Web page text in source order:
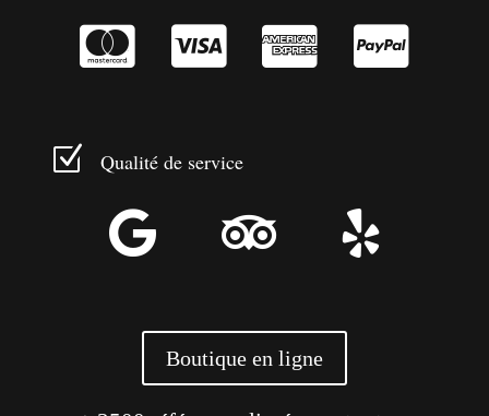
   
Z Qualité de service
  
Boutique en ligne